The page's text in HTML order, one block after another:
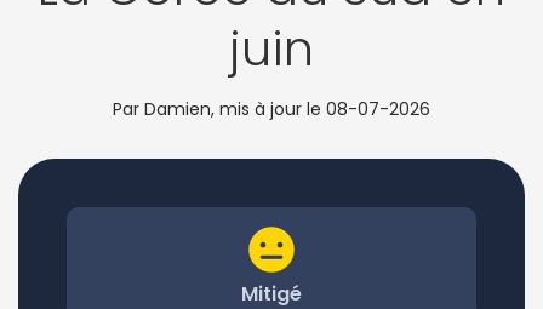
juin
Par Damien, mis à jour le 08-07-2026
Mitigé